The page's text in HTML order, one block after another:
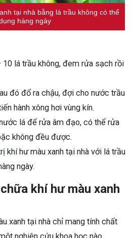
tại nhà bằng lá trầu không có thể
hàng ngày
10 lá trầu không, đem rửa sạch rồi
đó đổ ra chậu, đợi cho nước trầu
hành xông hơi vùng kín.
lá để rửa âm đạo, có thể rửa
không đều được.
khí hư màu xanh tại nhà với lá trầu
ngày.
khí hư màu xanh
xanh tại nhà chỉ mang tính chất